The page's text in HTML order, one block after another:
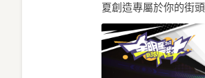
夏創造專屬於你的街頭